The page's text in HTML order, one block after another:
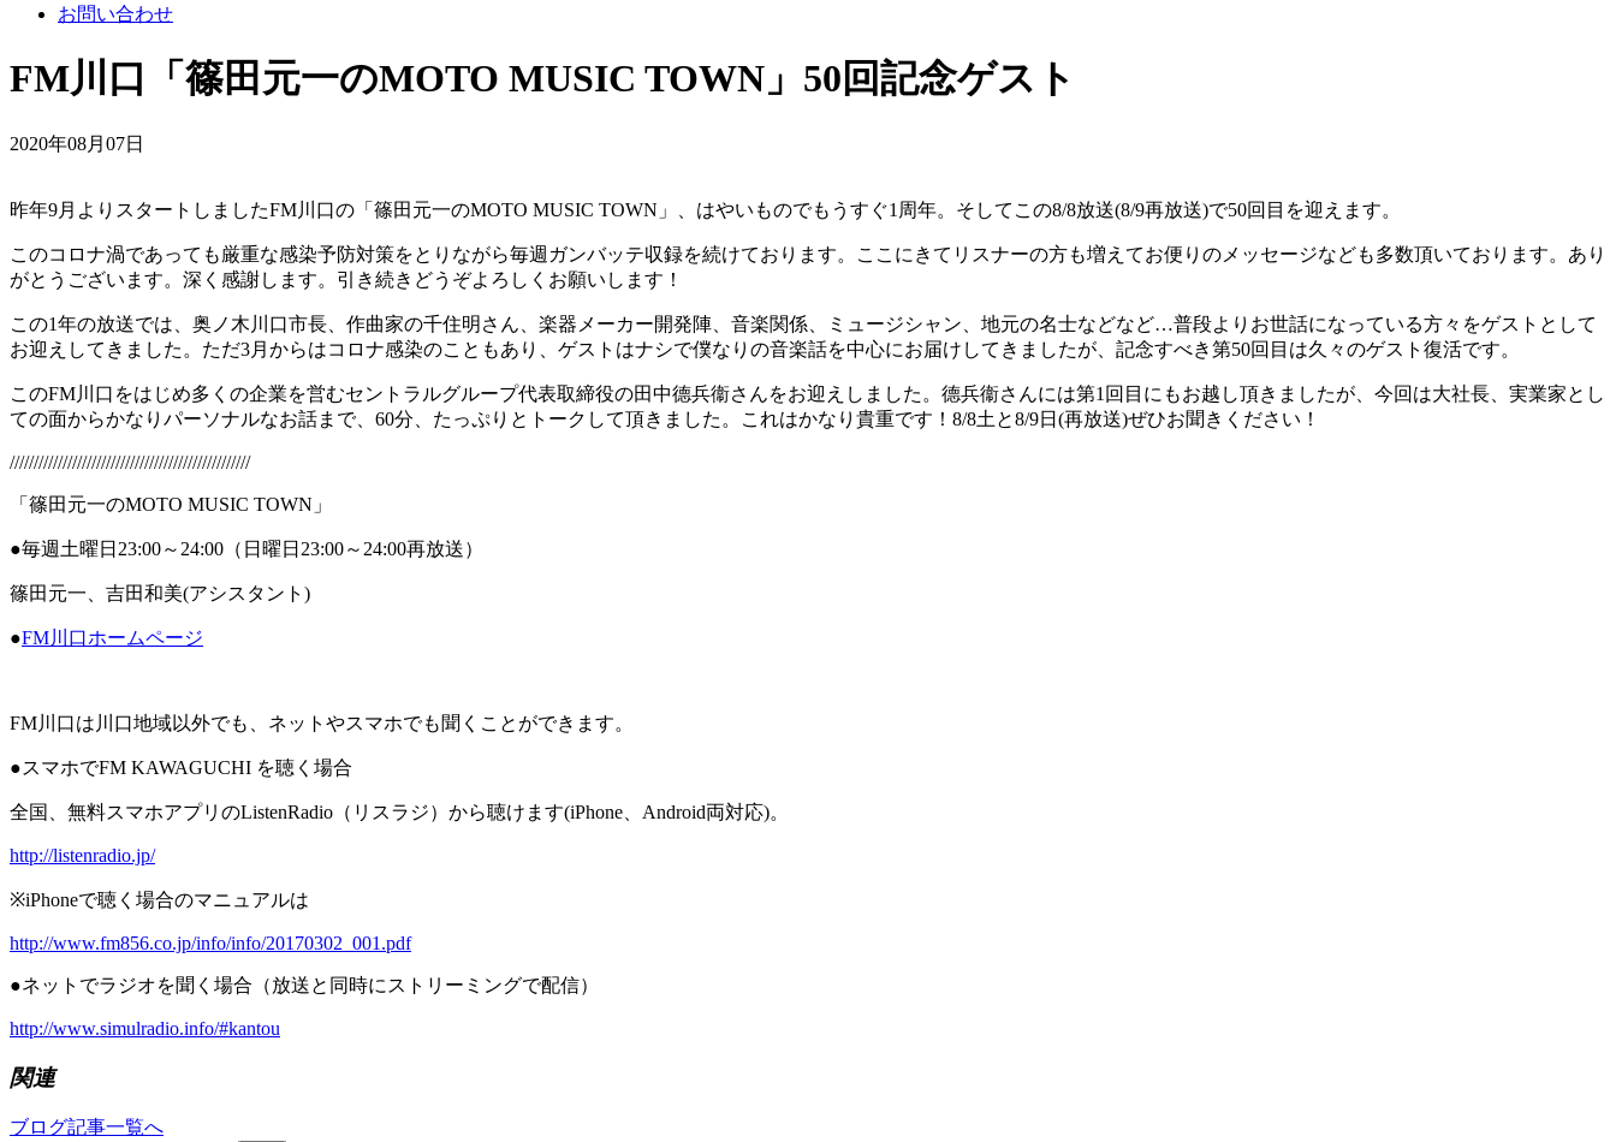
お問い合わせ
FM川口「篠田元一のMOTO MUSIC TOWN」50回記念ゲスト
2020年08月07日
昨年9月よりスタートしましたFM川口の「篠田元一のMOTO MUSIC TOWN」、はやいものでもうすぐ1周年。そしてこの8/8放送(8/9再放送)で50回目を迎えます。
このコロナ渦であっても厳重な感染予防対策をとりながら毎週ガンバッテ収録を続けております。ここにきてリスナーの方も増えてお便りのメッセージなども多数頂いております。あり
がとうございます。深く感謝します。引き続きどうぞよろしくお願いします！
この1年の放送では、奥ノ木川口市長、作曲家の千住明さん、楽器メーカー開発陣、音楽関係、ミュージシャン、地元の名士などなど…普段よりお世話になっている方々をゲストとして
お迎えしてきました。ただ3月からはコロナ感染のこともあり、ゲストはナシで僕なりの音楽話を中心にお届けしてきましたが、記念すべき第50回目は久々のゲスト復活です。
このFM川口をはじめ多くの企業を営むセントラルグループ代表取締役の田中德兵衞さんをお迎えしました。德兵衞さんには第1回目にもお越し頂きましたが、今回は大社長、実業家とし
ての面からかなりパーソナルなお話まで、60分、たっぷりとトークして頂きました。これはかなり貴重です！8/8土と8/9日(再放送)ぜひお聞きください！
//////////////////////////////////////////////////
「篠田元一のMOTO MUSIC TOWN」
●毎週土曜日23:00～24:00（日曜日23:00～24:00再放送）
篠田元一、吉田和美(アシスタント)
●FM川口ホームページ
FM川口は川口地域以外でも、ネットやスマホでも聞くことができます。
●スマホでFM KAWAGUCHI を聴く場合
全国、無料スマホアプリのListenRadio（リスラジ）から聴けます(iPhone、Android両対応)。
http://listenradio.jp/
※iPhoneで聴く場合のマニュアルは
http://www.fm856.co.jp/info/info/20170302_001.pdf
●ネットでラジオを聞く場合（放送と同時にストリーミングで配信）
http://www.simulradio.info/#kantou
関連
ブログ記事一覧へ